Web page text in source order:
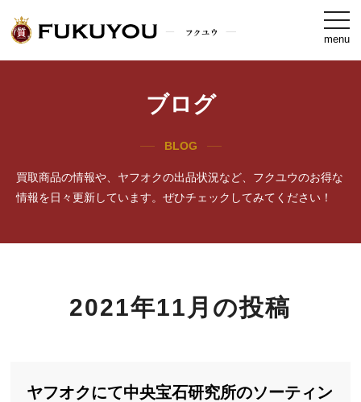
menu
ブログ
BLOG
買取商品の情報や、ヤフオクの出品状況など、フクユウのお得な
情報を日々更新しています。ぜひチェックしてみてください！
2021年11月の投稿
ヤフオクにて中央宝石研究所のソーティン